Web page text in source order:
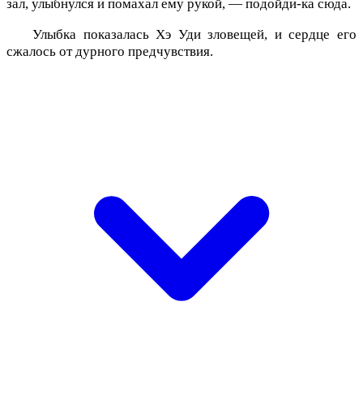
зал, улыбнулся и помахал ему рукой, — подойди-ка сюда.
Улыбка показалась Хэ Уди зловещей, и сердце его
сжалось от дурного предчувствия.